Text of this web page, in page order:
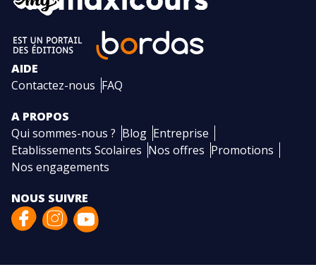
AIDE
Contactez-nous FAQ
A PROPOS
Qui sommes-nous ? Blog Entreprise
Etablissements Scolaires Nos offres Promotions
Nos engagements
NOUS SUIVRE